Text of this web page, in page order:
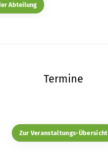
Abteilung
Termine
Zur Veranstaltungs-Übersicht